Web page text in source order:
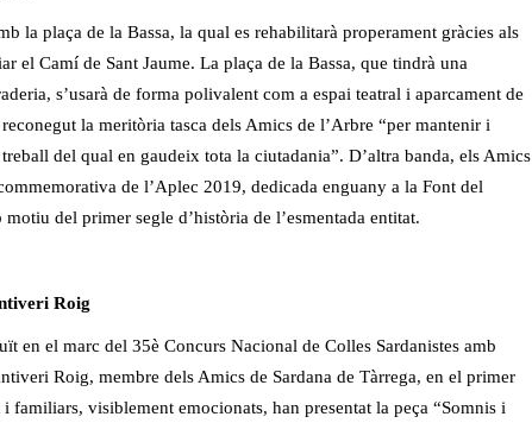
la plaça de la Bassa, la qual es rehabilitarà properament gràcies als
el Camí de Sant Jaume. La plaça de la Bassa, que tindrà una
s’usarà de forma polivalent com a espai teatral i aparcament de
la meritòria tasca dels Amics de l’Arbre “per mantenir i
del qual en gaudeix tota la ciutadania”. D’altra banda, els Amics
de l’Aplec 2019, dedicada enguany a la Font del
del primer segle d’història de l’esmentada entitat.
Roig
en el marc del 35è Concurs Nacional de Colles Sardanistes amb
Roig, membre dels Amics de Sardana de Tàrrega, en el primer
familiars, visiblement emocionats, han presentat la peça “Somnis i